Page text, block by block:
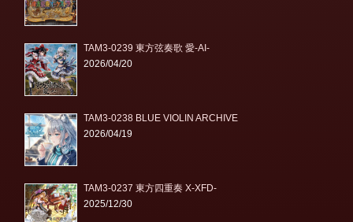
TAM3-0239 東方弦奏歌 愛-AI-
2026/04/20
TAM3-0238 BLUE VIOLIN ARCHIVE
2026/04/19
TAM3-0237 東方四重奏 X-XFD-
2025/12/30